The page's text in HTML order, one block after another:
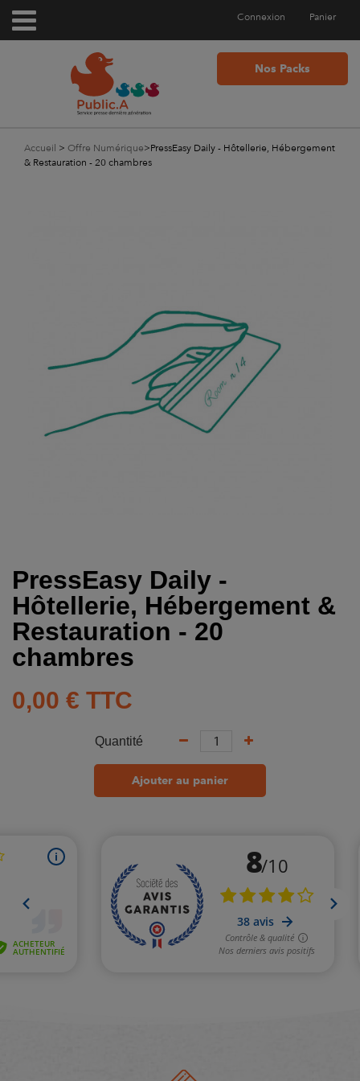
Panier
Connexion
Nos Packs
Accueil > Offre Numérique>PressEasy Daily - Hôtellerie, Hébergement
& Restauration - 20 chambres
PressEasy Daily -
Hôtellerie, Hébergement &
Restauration - 20
chambres
0,00 € TTC
Quantité
Ajouter au panier